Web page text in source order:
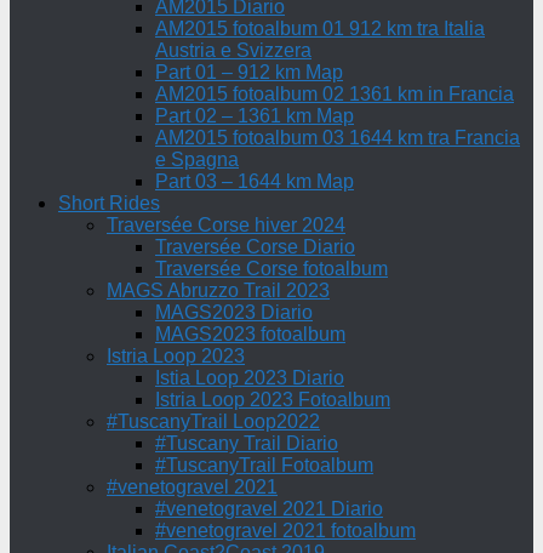
AM2015 Diario
AM2015 fotoalbum 01 912 km tra Italia
Austria e Svizzera
Part 01 – 912 km Map
AM2015 fotoalbum 02 1361 km in Francia
Part 02 – 1361 km Map
AM2015 fotoalbum 03 1644 km tra Francia
e Spagna
Part 03 – 1644 km Map
Short Rides
Traversée Corse hiver 2024
Traversée Corse Diario
Traversée Corse fotoalbum
MAGS Abruzzo Trail 2023
MAGS2023 Diario
MAGS2023 fotoalbum
Istria Loop 2023
Istia Loop 2023 Diario
Istria Loop 2023 Fotoalbum
#TuscanyTrail Loop2022
#Tuscany Trail Diario
#TuscanyTrail Fotoalbum
#venetogravel 2021
#venetogravel 2021 Diario
#venetogravel 2021 fotoalbum